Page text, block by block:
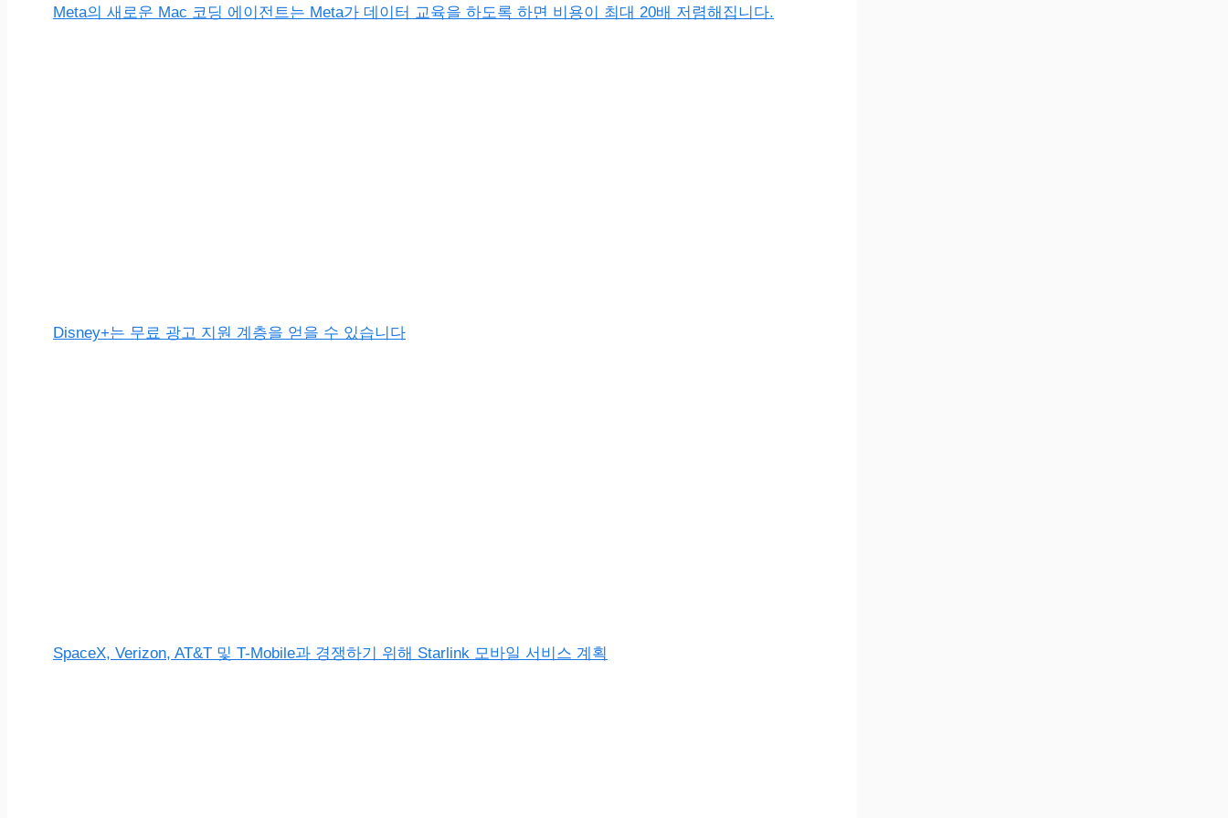
Meta의 새로운 Mac 코딩 에이전트는 Meta가 데이터 교육을 하도록 하면 비용이 최대 20배 저렴해집니다.
Disney+는 무료 광고 지원 계층을 얻을 수 있습니다
SpaceX, Verizon, AT&T 및 T-Mobile과 경쟁하기 위해 Starlink 모바일 서비스 계획